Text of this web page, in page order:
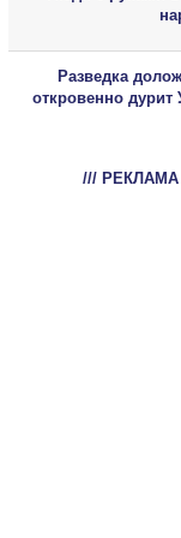
Разведка
откровенно дурит
/// РЕКЛАМА